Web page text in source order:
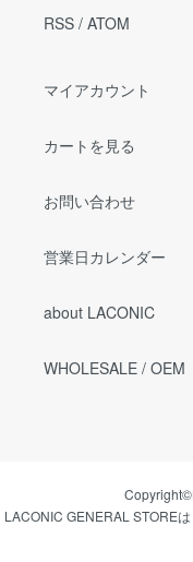
RSS / ATOM
マイアカウント
カートを見る
お問い合わせ
営業日カレンダー
about LACONIC
WHOLESALE / OEM
LACONIC GENERAL STORE